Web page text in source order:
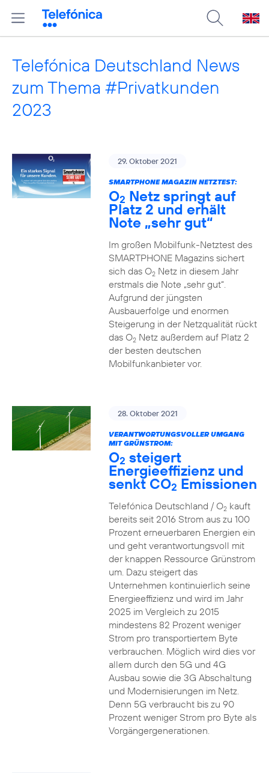
Telefónica Deutschland News
zum Thema #Privatkunden
2023
29. Oktober 2021
SMARTPHONE MAGAZIN NETZTEST:
O2 Netz springt auf
Platz 2 und erhält
Note „sehr gut“
Im großen Mobilfunk-Netztest des
SMARTPHONE Magazins sichert
sich das O2Netz in diesem Jahr
erstmals die Note „sehr gut“.
Aufgrund der jüngsten
Ausbauerfolge und enormen
Steigerung in der Netzqualität rückt
das O2Netz außerdem auf Platz 2
der besten deutschen
Mobilfunkanbieter vor.
28. Oktober 2021
VERANTWORTUNGSVOLLER UMGANG
MIT GRÜNSTROM:
O2 steigert
Energieeffizienz und
senkt CO2 Emissionen
Telefónica Deutschland / O2kauft
bereits seit 2016 Strom aus zu 100
Prozent erneuerbaren Energien ein
und geht verantwortungsvoll mit
der knappen Ressource Grünstrom
um. Dazu steigert das
Unternehmen kontinuierlich seine
Energieeffizienz und wird im Jahr
2025 im Vergleich zu 2015
mindestens 82 Prozent weniger
Strom pro transportiertem Byte
verbrauchen. Möglich wird dies vor
allem durch den 5G und 4G
Ausbau sowie die 3G Abschaltung
und Modernisierungen im Netz.
Denn 5G verbraucht bis zu 90
Prozent weniger Strom pro Byte als
Vorgängergenerationen.